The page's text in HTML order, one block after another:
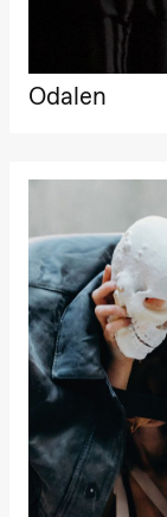
Odalen